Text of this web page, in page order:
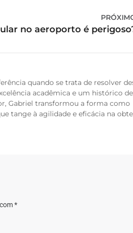
no aeroporto é
quando se trata de resolver
acadêmica e um histórico de
Gabriel transformou a forma como
tange à agilidade e eficácia na
*